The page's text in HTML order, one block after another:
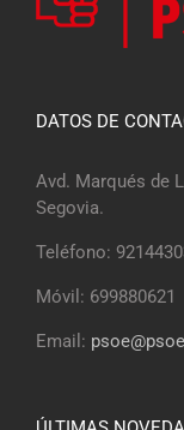
DATOS DE
Avd. Marqués de
Segovia.
Teléfono:
Móvil: 699880621
Email: